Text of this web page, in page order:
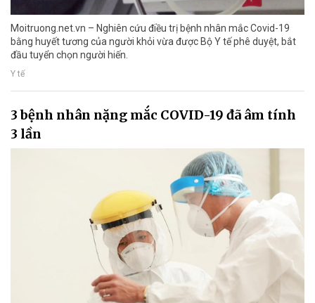
Moitruong.net.vn – Nghiên cứu điều trị bệnh nhân mắc Covid-19
bằng huyết tương của người khỏi vừa được Bộ Y tế phê duyệt, bắt
đầu tuyển chọn người hiến.
Y tế
3 bệnh nhân nặng mắc COVID-19 đã âm tính
3 lần